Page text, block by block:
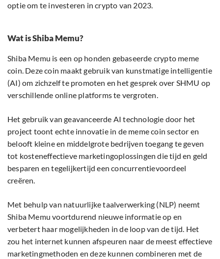
optie om te investeren in crypto van 2023.
Wat is Shiba Memu?
Shiba Memu is een op honden gebaseerde crypto meme
coin. Deze coin maakt gebruik van kunstmatige intelligentie
(AI) om zichzelf te promoten en het gesprek over SHMU op
verschillende online platforms te vergroten.
Het gebruik van geavanceerde AI technologie door het
project toont echte innovatie in de meme coin sector en
belooft kleine en middelgrote bedrijven toegang te geven
tot kosteneffectieve marketingoplossingen die tijd en geld
besparen en tegelijkertijd een concurrentievoordeel
creëren.
Met behulp van natuurlijke taalverwerking (NLP) neemt
Shiba Memu voortdurend nieuwe informatie op en
verbetert haar mogelijkheden in de loop van de tijd. Het
zou het internet kunnen afspeuren naar de meest effectieve
marketingmethoden en deze kunnen combineren met de